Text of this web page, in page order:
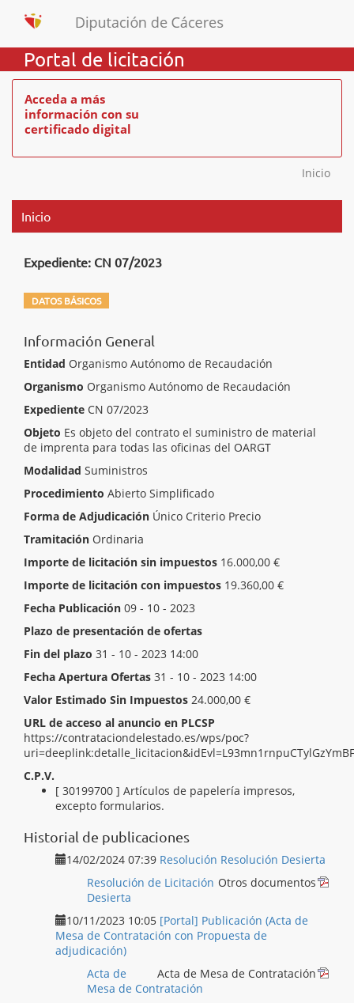
Portal de licitación
Acceda a más
información con su
certificado digital
Inicio
Inicio
Expediente: CN 07/2023
DATOS BÁSICOS
Información General
Entidad Organismo Autónomo de Recaudación
Organismo Organismo Autónomo de Recaudación
Expediente CN 07/2023
Objeto Es objeto del contrato el suministro de material
de imprenta para todas las oficinas del OARGT
Modalidad Suministros
Procedimiento Abierto Simplificado
Forma de Adjudicación Único Criterio Precio
Tramitación Ordinaria
Importe de licitación sin impuestos 16.000,00 €
Importe de licitación con impuestos 19.360,00 €
Fecha Publicación 09 - 10 - 2023
Plazo de presentación de ofertas
Inicio del plazo 09 - 10 - 2023 14:00
Fin del plazo 31 - 10 - 2023 14:00
Fecha Apertura Ofertas 31 - 10 - 2023 14:00
Valor Estimado Sin Impuestos 24.000,00 €
URL de acceso al anuncio en PLCSP
https://contrataciondelestado.es/wps/poc?
C.P.V.
[ 30199700 ] Artículos de papelería impresos,
excepto formularios.
Historial de publicaciones
14/02/2024 07:39 Resolución Resolución Desierta
Otros documentos
Resolución de Licitación
Desierta
10/11/2023 10:05 [Portal] Publicación (Acta de
Mesa de Contratación con Propuesta de
adjudicación)
Acta de Mesa de Contratación
Acta de
Mesa de Contratación